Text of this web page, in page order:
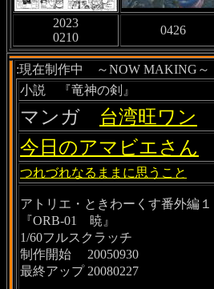
2023
0210
0426
:現在制作中 ～NOW MAKING～
小説 『竜神の剣』
マンガ 台湾旺ワン
今日のアマビエさん
つれづれなるままに思うこと
アトリエ・ときわーくす番外編１
『ORB-01 暁』
1/60フルスクラッチ
制作開始 20050930
最終アップ 20080227